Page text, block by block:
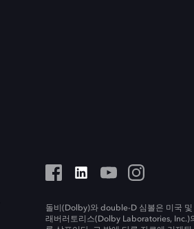
돌비(Dolby)와 double-D 심볼은 미국 및
래버러토리스(Dolby Laboratories, Inc.)